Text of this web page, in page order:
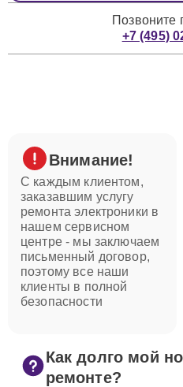
Позвоните
+7 (495)
Внимание!
С каждым клиентом,
заказавшим услугу
ремонта электроники в
нашем сервисном
центре - мы заключаем
письменный договор,
поэтому все наши
клиенты в полной
безопасности
Как долго мой
ремонте?